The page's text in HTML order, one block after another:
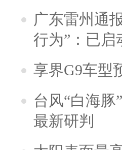
广东雷州通
行为”：已
享界G9车型
台风“白海
最新研判